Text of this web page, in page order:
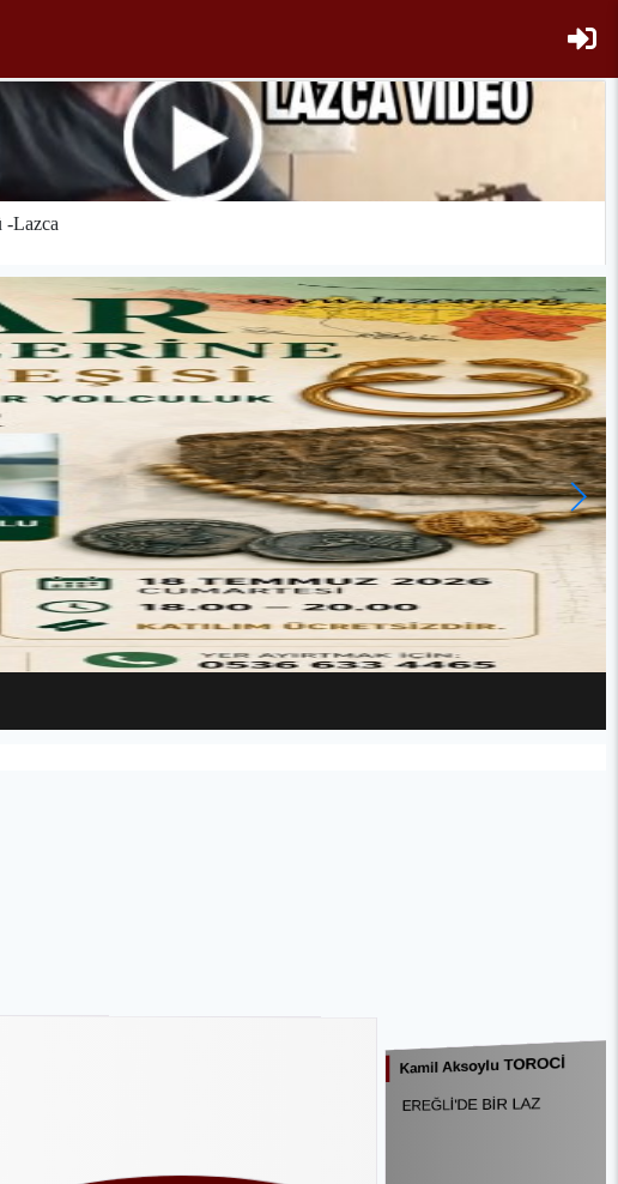
-Lazca
Kamil Aksoylu TOROCİ
EREĞLİ'DE BİR LAZ